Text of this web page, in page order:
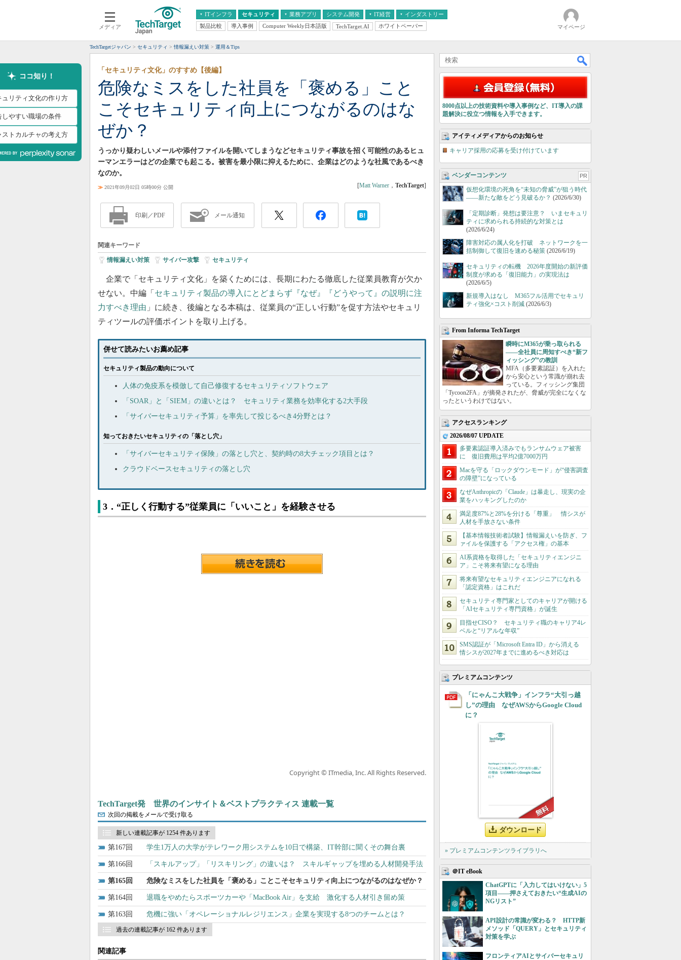
メディア
ITインフラ
クラウド
スマートモバイル
ネットワーク
システム運用管理
セキュリティ 業務アプリ
エンタープライズAI
ERP
CX
情報系システム
システム開発 IT経営
経営とIT
インダストリー
医療IT
製品比較 導入事例 Computer Weekly日本語版 TechTarget.AI ホワイトペーパー マイページ
TechTargetジャパン セキュリティ 情報漏えい対策 運用＆Tips
ココ知り！
ュリティ文化の作り方
しやすい職場の条件
ストカルチャの考え方
危険なミスをした社員を「褒める」こと
こそセキュリティ向上につながるのはな
ぜか？
「セキュリティ文化」のすすめ【後編】
うっかり疑わしいメールや添付ファイルを開いてしまうなどセキュリティ事故を招く可能性のあるヒュ
ーマンエラーはどの企業でも起こる。被害を最小限に抑えるために、企業はどのような社風であるべき
なのか。
≫ 2021年09月02日 05時00分 公開 [Matt Warner ， TechTarget]
印刷／PDF メール通知
関連キーワード
情報漏えい対策 サイバー攻撃 セキュリティ
企業で「セキュリティ文化」を築くためには、長期にわたる徹底した従業員教育が欠か
せない。中編「 セキュリティ製品の導入にとどまらず『なぜ』『どうやって』の説明に注
力すべき理由 」に続き、後編となる本稿は、従業員の“正しい行動”を促す方法やセキュリ
ティツールの評価ポイントを取り上げる。
併せて読みたいお薦め記事
セキュリティ製品の動向について
人体の免疫系を模倣して自己修復するセキュリティソフトウェア
「SOAR」と「SIEM」の違いとは？ セキュリティ業務を効率化する2大手段
「サイバーセキュリティ予算」を率先して投じるべき4分野とは？
知っておきたいセキュリティの「落とし穴」
「サイバーセキュリティ保険」の落とし穴と、契約時の8大チェック項目とは？
クラウドベースセキュリティの落とし穴
3．“正しく行動する”従業員に「いいこと」を経験させる
Copyright © ITmedia, Inc. All Rights Reserved.
TechTarget発 世界のインサイト＆ベストプラクティス 連載一覧
次回の掲載をメールで受け取る
新しい連載記事が 1254 件あります
167 学生1万人の大学がテレワーク用システムを10日で構築、IT幹部に聞くその舞台裏
166 「スキルアップ」「リスキリング」の違いは？ スキルギャップを埋める人材開発手法
165 危険なミスをした社員を「褒める」ことこそセキュリティ向上につながるのはなぜか？
164 退職をやめたらスポーツカーや「MacBook Air」を支給 激化する人材引き留め策
163 危機に強い「オペレーショナルレジリエンス」企業を実現する8つのチームとは？
過去の連載記事が 162 件あります
関連記事
8000点以上の技術資料や導入事例など、IT導入の課
題解決に役立つ情報を入手できます。
アイティメディアからのお知らせ
キャリア採用の応募を受け付けています
ベンダーコンテンツ PR
仮想化環境の死角を“未知の脅威”が狙う時代
――新たな敵をどう見破るか？ (2026/6/30)
「定期診断」発想は要注意？ いまセキュリ
ティに求められる持続的な対策とは
(2026/6/24)
障害対応の属人化を打破 ネットワークを一
括制御して復旧を速める秘策 (2026/6/19)
セキュリティの転機 2026年度開始の新評価
制度が求める「復旧能力」の実現法は
(2026/6/5)
新規導入はなし M365フル活用でセキュリ
ティ強化×コスト削減 (2026/6/3)
From Informa TechTarget
瞬時にM365が乗っ取られる
――全社員に周知すべき“新フ
ィッシング”の教訓
MFA（多要素認証）を入れた
から安心という常識が崩れ去
っている。フィッシング集団
「Tycoon2FA」が摘発されたが、脅威が完全になくな
ったというわけではない。
アクセスランキング
2026/08/07 UPDATE
多要素認証導入済みでもランサムウェア被害
に 復旧費用は平均2億7000万円
Macを守る「ロックダウンモード」が“侵害調査
の障壁”になっている
なぜAnthropicの「Claude」は暴走し、現実の企
業をハッキングしたのか
満足度87%と28%を分ける「尊重」 情シスが
人材を手放さない条件
【基本情報技術者試験】情報漏えいを防ぎ、フ
ァイルを保護する「アクセス権」の基本
AI系資格を取得した「セキュリティエンジニ
ア」こそ将来有望になる理由
将来有望なセキュリティエンジニアになれる
「認定資格」はこれだ
セキュリティ専門家としてのキャリアが開ける
「AIセキュリティ専門資格」が誕生
目指せCISO？ セキュリティ職のキャリア4レ
ベルと“リアルな年収”
SMS認証が「Microsoft Entra ID」から消える
情シスが2027年までに進めるべき対応は
プレミアムコンテンツ
「にゃんこ大戦争」インフラ“大引っ越
し”の理由 なぜAWSからGoogle Cloud
に？
ダウンロード
» プレミアムコンテンツライブラリへ
＠IT eBook
ChatGPTに「入力してはいけない」5
項目――押さえておきたい“生成AIの
NGリスト”
API設計の常識が変わる？ HTTP新
メソッド「QUERY」とセキュリティ
対策を学ぶ
フロンティアAIとサイバーセキュリ